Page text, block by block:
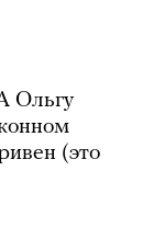
Ольгу
(это